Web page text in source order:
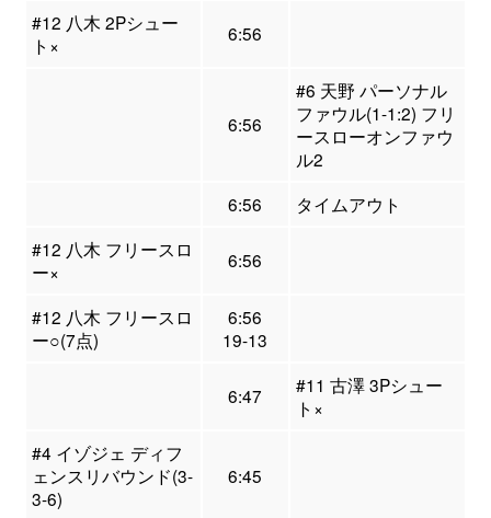
#12 八木 2Pシュー
ト×
6:56
6:56
#6 天野 パーソナル
ファウル(1-1:2) フリ
ースローオンファウ
ル2
6:56
タイムアウト
#12 八木 フリースロ
ー×
6:56
#12 八木 フリースロ
ー○(7点)
6:56
19-13
6:47
#11 古澤 3Pシュー
ト×
#4 イゾジェ ディフ
ェンスリバウンド(3-
3-6)
6:45